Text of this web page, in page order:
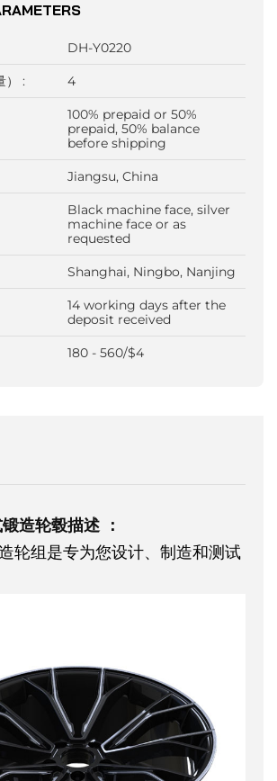
DH-Y0220
） : 4
100% prepaid or 50%
prepaid, 50% balance
before shipping
Jiangsu, China
Black machine face, silver
machine face or as
requested
Shanghai, Ningbo, Nanjing
14 working days after the
deposit received
180 - 560/$4
造轮毂描述 ：
轮组是专为您设计、制造和测试